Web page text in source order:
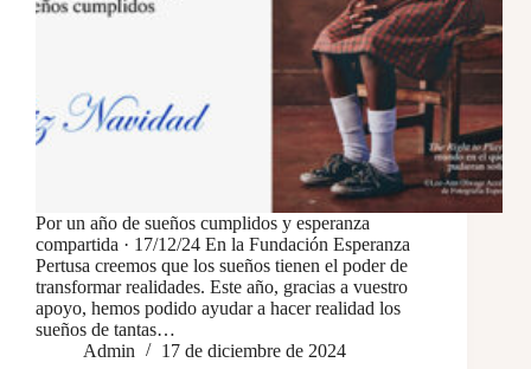
Por un año de sueños cumplidos y esperanza
compartida · 17/12/24 En la Fundación Esperanza
Pertusa creemos que los sueños tienen el poder de
transformar realidades. Este año, gracias a vuestro
apoyo, hemos podido ayudar a hacer realidad los
sueños de tantas…
Admin
17 de diciembre de 2024